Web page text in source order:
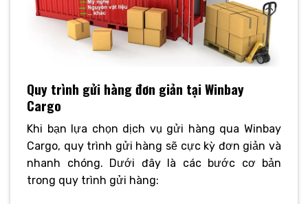
Quy trình gửi hàng đơn giản tại Winbay
Cargo
Khi bạn lựa chọn dịch vụ gửi hàng qua Winbay
Cargo, quy trình gửi hàng sẽ cực kỳ đơn giản và
nhanh chóng. Dưới đây là các bước cơ bản
trong quy trình gửi hàng: